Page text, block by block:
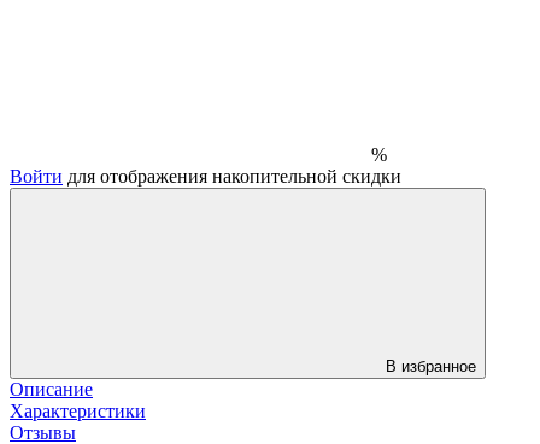
%
Войти для отображения накопительной скидки
В избранное
Описание
Характеристики
Отзывы